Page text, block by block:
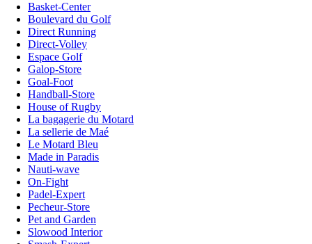
Basket-Center
Boulevard du Golf
Direct Running
Direct-Volley
Espace Golf
Galop-Store
Goal-Foot
Handball-Store
House of Rugby
La bagagerie du Motard
La sellerie de Maé
Le Motard Bleu
Made in Paradis
Nauti-wave
On-Fight
Padel-Expert
Pecheur-Store
Pet and Garden
Slowood Interior